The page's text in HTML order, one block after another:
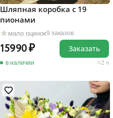
мало оценок9 заказов
Шляпная коробка с 19
пионами
15990
в наличии 2 ч
Заказать